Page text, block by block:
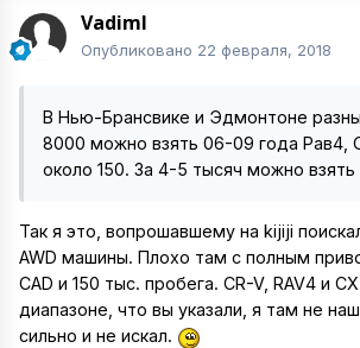
VadimI
Опубликовано 22 февраля, 2018
В Нью-Брансвике и Эдмонтоне
8000 можно взять 06-09 года Рав4,
около 150. За 4-5 тысяч можно
Так я это, вопрошавшему на kijiji
AWD машины. Плохо там с полным
CAD и 150 тыс. пробега. CR-V, RAV4 и
диапазоне, что вы указали, я там не
сильно и не искал.